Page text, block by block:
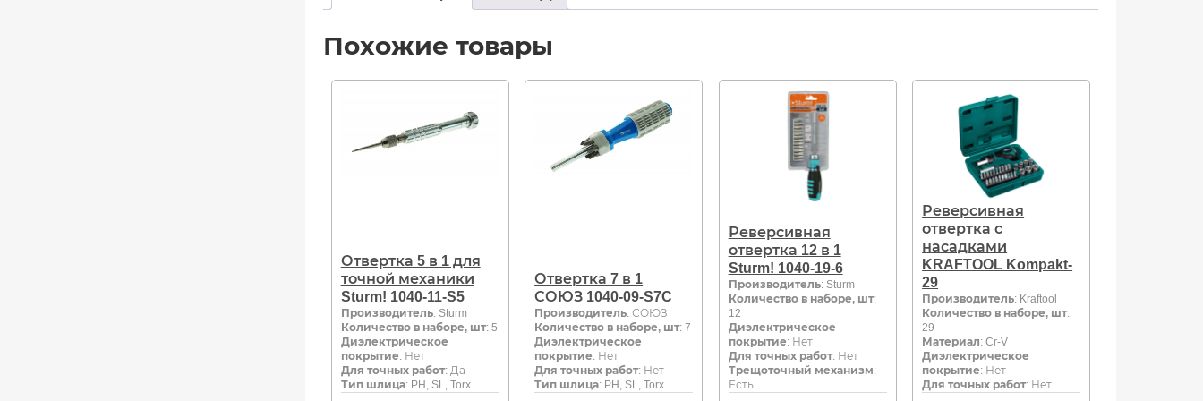
Похожие товары
Отвертка 5 в 1 для
точной механики
Sturm! 1040-11-S5
Производитель: Sturm
Количество в наборе, шт: 5
Диэлектрическое
покрытие: Нет
Для точных работ: Да
Тип шлица: PH, SL, Torx
Отвертка 7 в 1
СОЮЗ 1040-09-S7C
Производитель: СОЮЗ
Количество в наборе, шт: 7
Диэлектрическое
покрытие: Нет
Для точных работ: Нет
Тип шлица: PH, SL, Torx
Реверсивная
отвертка 12 в 1
Sturm! 1040-19-6
Производитель: Sturm
Количество в наборе, шт:
12
Диэлектрическое
покрытие: Нет
Для точных работ: Нет
Трещоточный механизм:
Есть
Реверсивная
отвертка с
насадками
KRAFTOOL Kompakt-
29
Производитель: Kraftool
Количество в наборе, шт:
29
Материал: Cr-V
Диэлектрическое
покрытие: Нет
Для точных работ: Нет